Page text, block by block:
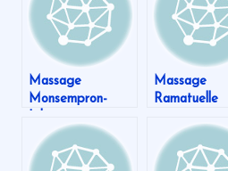
Massage
Monsempron-
Massage
Ramatuelle